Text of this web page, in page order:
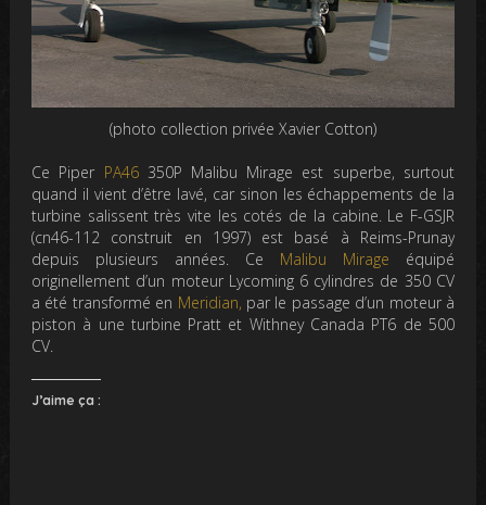
(photo collection privée Xavier Cotton)
Ce Piper PA46350P Malibu Mirage est superbe, surtout
quand il vient d’être lavé, car sinon les échappements de la
turbine salissent très vite les cotés de la cabine. Le F-GSJR
(cn46-112 construit en 1997) est basé à Reims-Prunay
depuis plusieurs années. Ce Malibu Mirage équipé
originellement d’un moteur Lycoming 6 cylindres de 350 CV
a été transformé en Meridian, par le passage d’un moteur à
piston à une turbine Pratt et Withney Canada PT6 de 500
CV.
J’aime ça :